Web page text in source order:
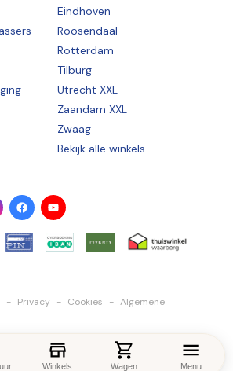
Winkels Wagen Menu
Eindhoven
Roosendaal
Rotterdam
Tilburg
Utrecht XXL
Zaandam XXL
Zwaag
Bekijk alle winkels
Privacy Cookies
Algemene